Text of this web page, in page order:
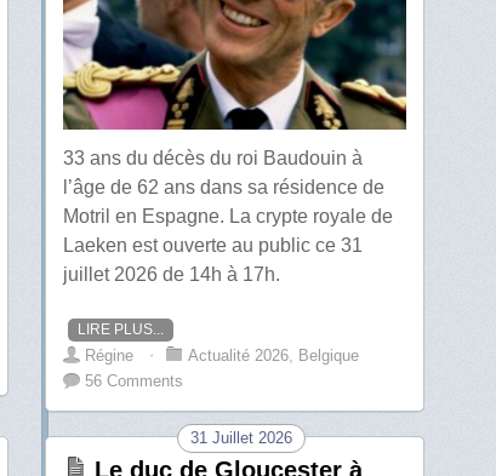
33 ans du décès du roi Baudouin à
l’âge de 62 ans dans sa résidence de
Motril en Espagne. La crypte royale de
Laeken est ouverte au public ce 31
juillet 2026 de 14h à 17h.
LIRE PLUS...
Régine ⋅ Actualité 2026 Belgique
56 Comments
31 Juillet 2026
Le duc de Gloucester à